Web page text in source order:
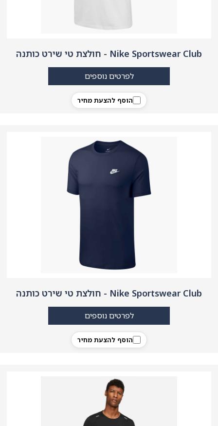
Nike Sportswear Club - חולצת טי שירט כותנה
הוסף להצעת מחיר
לפרטים נוספים
Nike Sportswear Club - חולצת טי שירט כותנה
הוסף להצעת מחיר
לפרטים נוספים